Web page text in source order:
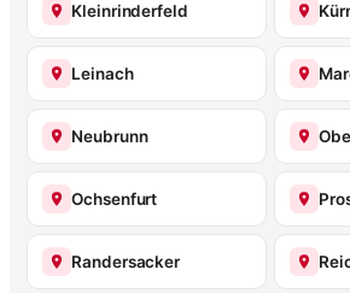
Kleinrinderfeld
Leinach
Neubrunn
Ochsenfurt
Randersacker